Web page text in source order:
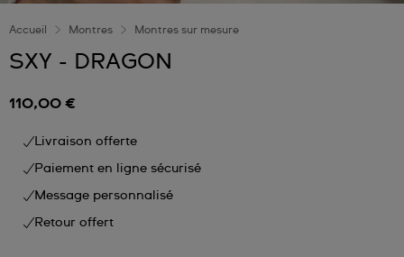
Accueil Montres Montres sur mesure
SXY - DRAGON
110,00 €
Livraison offerte
Paiement en ligne sécurisé
Message personnalisé
Retour offert